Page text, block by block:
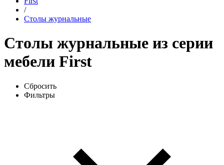
/
Столы журнальные
Столы журнальные из серии
мебели First
Сбросить
Фильтры